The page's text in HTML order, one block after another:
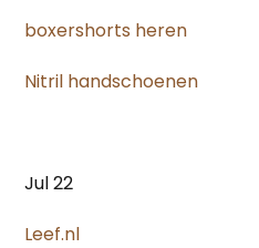
boxershorts heren
Nitril handschoenen
Jul 22
Leef.nl